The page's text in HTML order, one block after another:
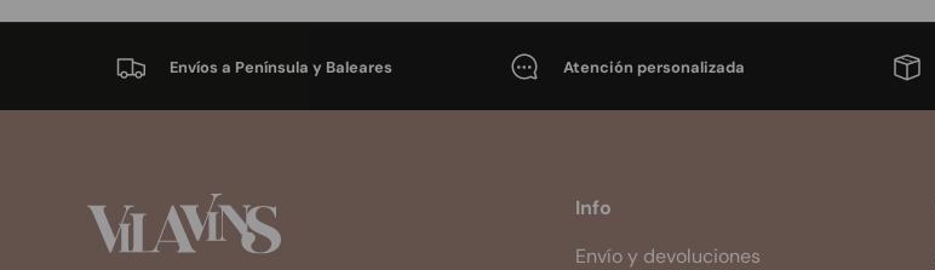
Envíos a Península y Baleares Atención personalizada
Info
Envío y devoluciones